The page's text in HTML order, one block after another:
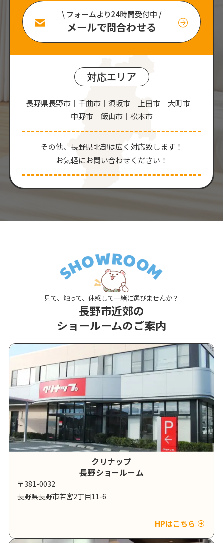
\ フォームより24時間受付中 /
メールで問合わせる
対応エリア
長野県長野市｜千曲市｜須坂市｜上田市｜大町市｜
中野市｜飯山市｜松本市
その他、⻑野県北部は広く対応致します！
お気軽にお問い合わせください！
見て、触って、体感して一緒に選びませんか？
長野市近郊の
ショールームのご案内
クリナップ
長野ショールーム
〒381-0032
長野県長野市若宮2丁目11-6
HPはこちら